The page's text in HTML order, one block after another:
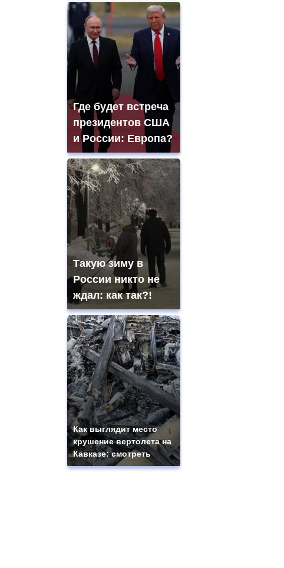
Где будет встреча
президентов США
и России: Европа?
Такую зиму в
России никто не
ждал: как так?!
Как выглядит место
крушение вертолета на
Кавказе: смотреть